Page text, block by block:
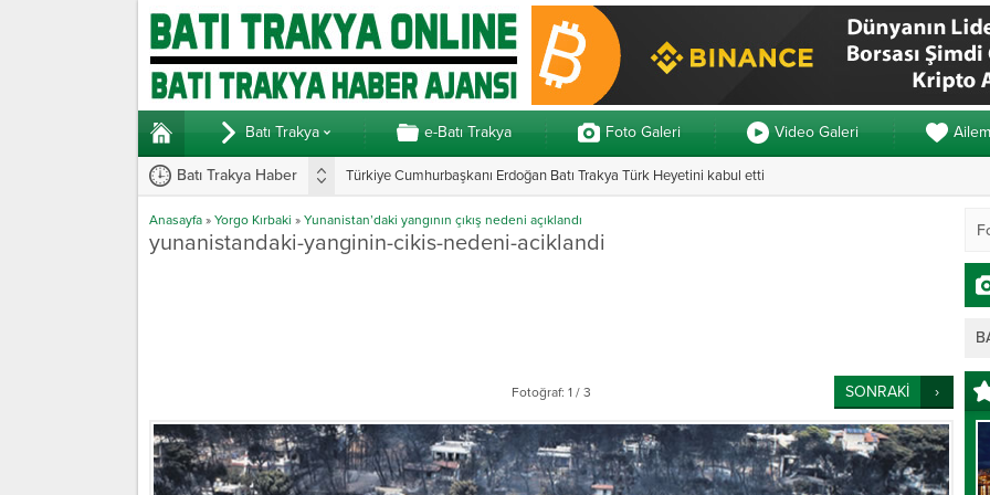
Batı Trakya e-Batı Trakya Foto Galeri Video Galeri Ailem
Batı Trakya Haber Türkiye Cumhurbaşkanı Erdoğan Batı Trakya Türk Heyetini kabul etti
Anasayfa » Yorgo Kırbaki » Yunanistan’daki yangının çıkış nedeni açıklandı
yunanistandaki-yanginin-cikis-nedeni-aciklandi
Fotoğraf: 1 / 3 SONRAKİ